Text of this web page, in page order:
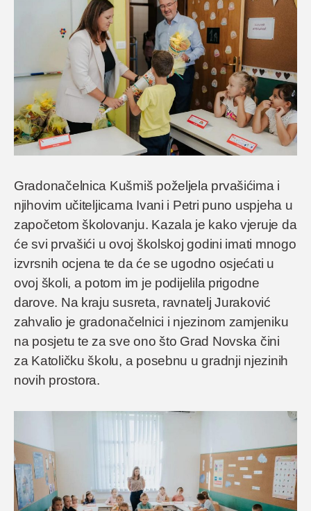
Gradonačelnica Kušmiš poželjela prvašićima i
njihovim učiteljicama Ivani i Petri puno uspjeha u
započetom školovanju. Kazala je kako vjeruje da
će svi prvašići u ovoj školskoj godini imati mnogo
izvrsnih ocjena te da će se ugodno osjećati u
ovoj školi, a potom im je podijelila prigodne
darove. Na kraju susreta, ravnatelj Juraković
zahvalio je gradonačelnici i njezinom zamjeniku
na posjetu te za sve ono što Grad Novska čini
za Katoličku školu, a posebnu u gradnji njezinih
novih prostora.